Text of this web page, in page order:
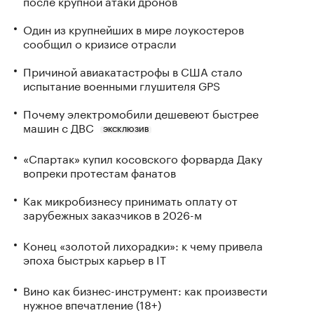
Один из крупнейших в мире лоукостеров
сообщил о кризисе отрасли
Причиной авиакатастрофы в США стало
испытание военными глушителя GPS
Почему электромобили дешевеют быстрее
машин с ДВС
ЭКСКЛЮЗИВ
«Спартак» купил косовского форварда Даку
вопреки протестам фанатов
Как микробизнесу принимать оплату от
зарубежных заказчиков в 2026-м
Конец «золотой лихорадки»: к чему привела
эпоха быстрых карьер в IT
Вино как бизнес-инструмент: как произвести
нужное впечатление (18+)